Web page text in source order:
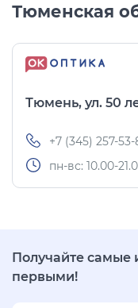
Тюменская
Тюмень, ул. 50
+7 (345) 257-
пн-вс: 10.00-
Получайте самые
первыми!